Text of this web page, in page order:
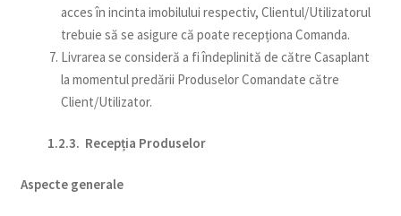
acces în incinta imobilului respectiv, Clientul/Utilizatorul
trebuie să se asigure că poate recepționa Comanda.
Livrarea se consideră a fi îndeplinită de către Casaplant
la momentul predării Produselor Comandate către
Client/Utilizator.
1.2.3. Recepția Produselor
Aspecte generale